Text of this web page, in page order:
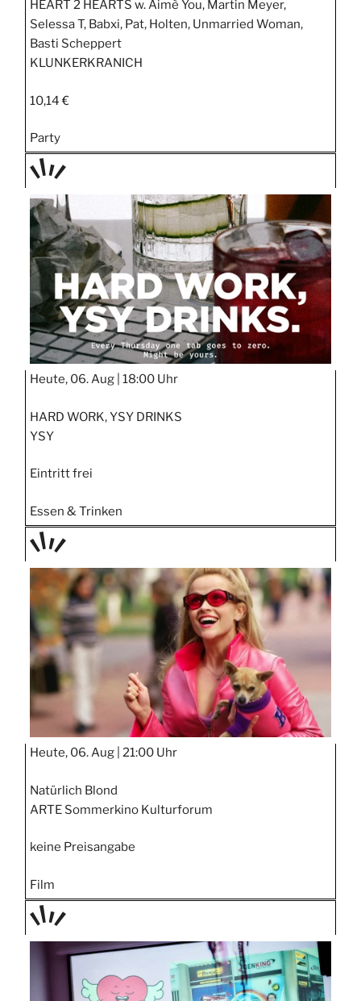
HEART 2 HEARTS w. Aimè You, Martin Meyer,
Selessa T, Babxi, Pat, Holten, Unmarried Woman,
Basti Scheppert
KLUNKERKRANICH
10,14 €
Party
TAGE
STIPP
Heute, 06. Aug | 18:00 Uhr
HARD WORK, YSY DRINKS
YSY
Eintritt frei
Essen & Trinken
TAGE
STIPP
Heute, 06. Aug | 21:00 Uhr
Natürlich Blond
ARTE Sommerkino Kulturforum
keine Preisangabe
Film
TAGE